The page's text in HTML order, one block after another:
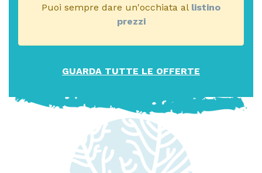
Puoi sempre dare un'occhiata al listino
prezzi
GUARDA TUTTE LE OFFERTE